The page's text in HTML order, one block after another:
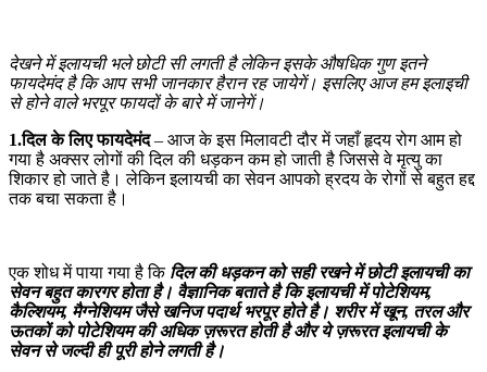
देखने में इलायची भले छोटी सी लगती है लेकिन इसके औषधिक गुण इतने
फायदेमंद है कि आप सभी जानकार हैरान रह जायेगें। इसलिए आज हम इलाइची
से होने वाले भरपूर फायदों के बारे में जानेगें।
1.दिल के लिए फायदेमंद– आज के इस मिलावटी दौर में जहाँ हृदय रोग आम हो
गया है अक्सर लोगों की दिल की धड़कन कम हो जाती है जिससे वे मृत्यु का
शिकार हो जाते है। लेकिन इलायची का सेवन आपको ह्रदय के रोगों से बहुत हद्द
तक बचा सकता है।
एक शोध में पाया गया है कि दिल की धड़कन को सही रखने में छोटी इलायची का
सेवन बहुत कारगर होता है। वैज्ञानिक बताते है कि इलायची में पोटेशियम,
कैल्शियम, मैग्नेशियम जैसे खनिज पदार्थ भरपूर होते है। शरीर में खून, तरल और
ऊतकों को पोटेशियम की अधिक ज़रूरत होती है और ये ज़रूरत इलायची के
सेवन से जल्दी ही पूरी होने लगती है।